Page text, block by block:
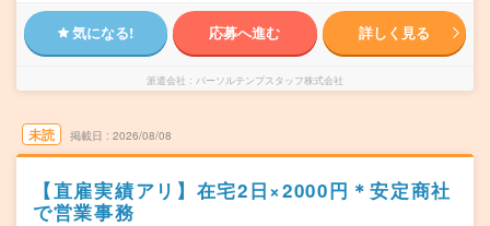
気になる! 応募へ進む 詳しく見る
派遣会社 パーソルテンプスタッフ株式会社
未読 掲載日 2026/08/08
【直雇実績アリ】在宅2日×2000円＊安定商社
で営業事務